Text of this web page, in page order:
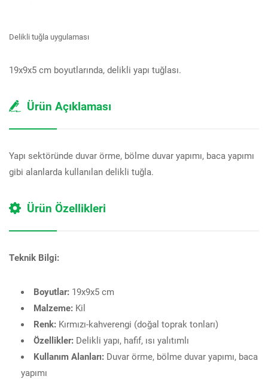
Delikli tuğla uygulaması
19x9x5 cm boyutlarında, delikli yapı tuğlası.
Ürün Açıklaması
Yapı sektöründe duvar örme, bölme duvar yapımı, baca yapımı
gibi alanlarda kullanılan delikli tuğla.
Ürün Özellikleri
Teknik Bilgi:
Boyutlar: 19x9x5 cm
Malzeme: Kil
Renk: Kırmızı-kahverengi (doğal toprak tonları)
Özellikler: Delikli yapı, hafif, ısı yalıtımlı
Kullanım Alanları: Duvar örme, bölme duvar yapımı, baca
yapımı